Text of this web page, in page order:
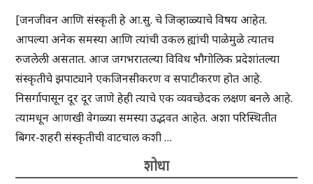
[जनजीवन आणि संस्कृती हे आ.सु. चे जिव्हाळ्याचे विषय आहेत.
आपल्या अनेक समस्या आणि त्यांची उकल ह्यांची पाळेमुळे त्यातच
रुजलेली असतात. आज जगभरातल्या विविध भौगोलिक प्रदेशांतल्या
संस्कृतीचे झपाट्याने एकजिनसीकरण व सपाटीकरण होत आहे.
निसर्गापासून दूर दूर जाणे हेही त्याचे एक व्यवच्छेदक लक्षण बनले आहे.
त्यामधून आणखी वेगळ्या समस्या उद्भवत आहेत. अशा परिस्थितीत
बिगर-शहरी संस्कृतीची वाटचाल कशी …
शोधा